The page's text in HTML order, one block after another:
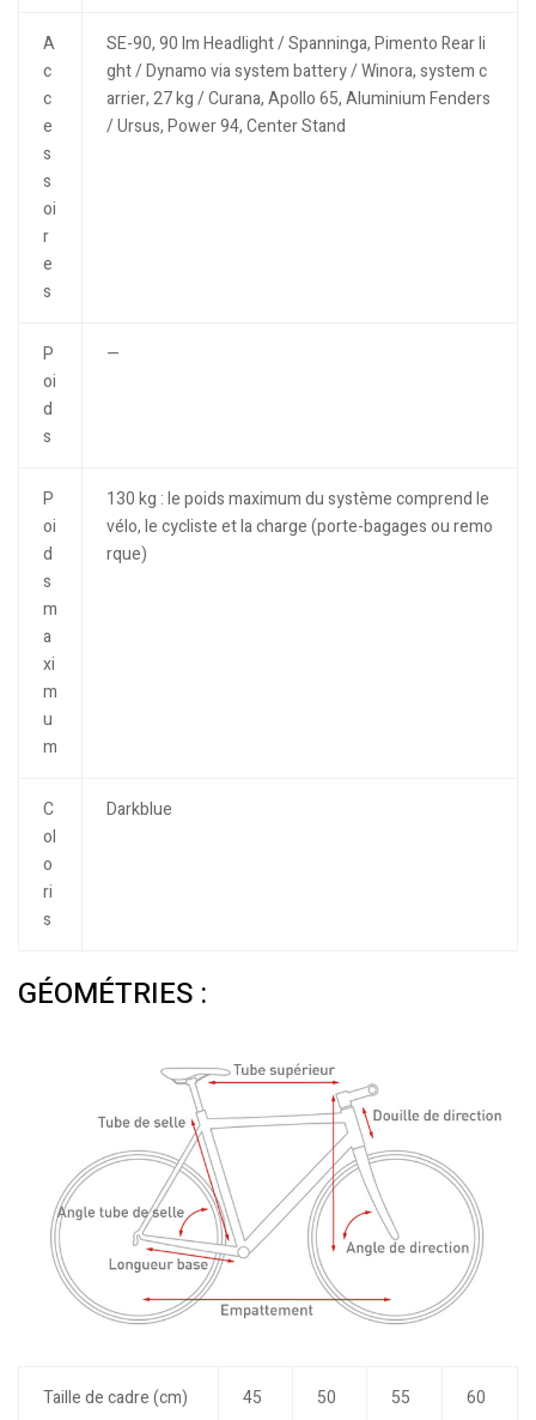
A
c
c
e
s
s
oi
r
e
s
SE-90, 90 lm Headlight / Spanninga, Pimento Rear li
ght / Dynamo via system battery / Winora, system c
arrier, 27 kg / Curana, Apollo 65, Aluminium Fenders
/ Ursus, Power 94, Center Stand
P
oi
d
s
—
P
oi
d
s
m
a
xi
m
u
m
130 kg : le poids maximum du système comprend le
vélo, le cycliste et la charge (porte-bagages ou remo
rque)
C
ol
o
ri
s
Darkblue
GÉOMÉTRIES :
Taille de cadre (cm) 45 50 55 60